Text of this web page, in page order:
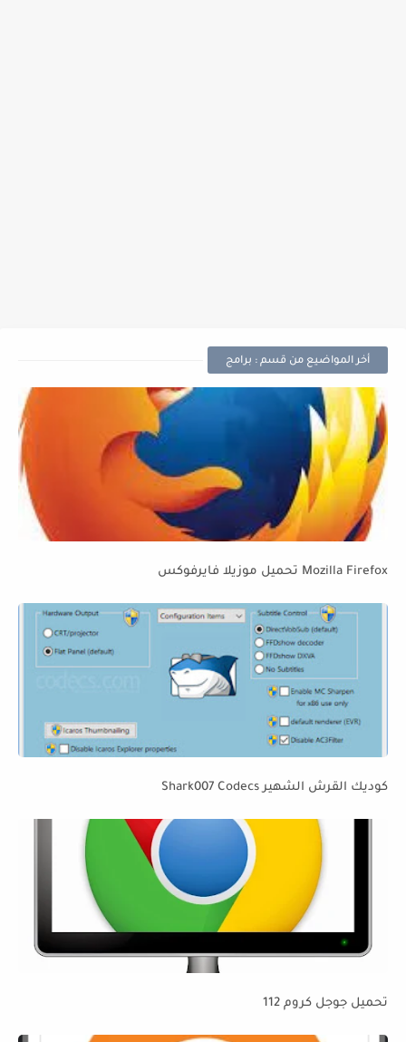
أخر المواضيع من قسم : برامج
Mozilla Firefox تحميل موزيلا فايرفوكس
كوديك القرش الشهير Shark007 Codecs
تحميل جوجل كروم 112